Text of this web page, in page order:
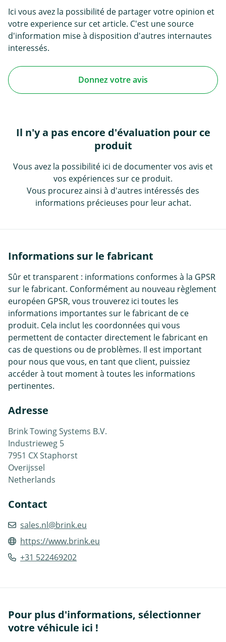
Ici vous avez la possibilité de partager votre opinion et
votre experience sur cet article. C'est une source
d'information mise à disposition d'autres internautes
interessés.
Donnez votre avis
Il n'y a pas encore d'évaluation pour ce
produit
Vous avez la possibilité ici de documenter vos avis et
vos expériences sur ce produit.
Vous procurez ainsi à d'autres intéressés des
informations précieuses pour leur achat.
Informations sur le fabricant
Sûr et transparent : informations conformes à la GPSR
sur le fabricant. Conformément au nouveau règlement
européen GPSR, vous trouverez ici toutes les
informations importantes sur le fabricant de ce
produit. Cela inclut les coordonnées qui vous
permettent de contacter directement le fabricant en
cas de questions ou de problèmes. Il est important
pour nous que vous, en tant que client, puissiez
accéder à tout moment à toutes les informations
pertinentes.
Adresse
Brink Towing Systems B.V.
Industrieweg 5
7951 CX Staphorst
Overijssel
Netherlands
Contact
sales.nl@brink.eu
https://www.brink.eu
+31 522469202
Pour plus d'informations, sélectionner
votre véhicule ici !